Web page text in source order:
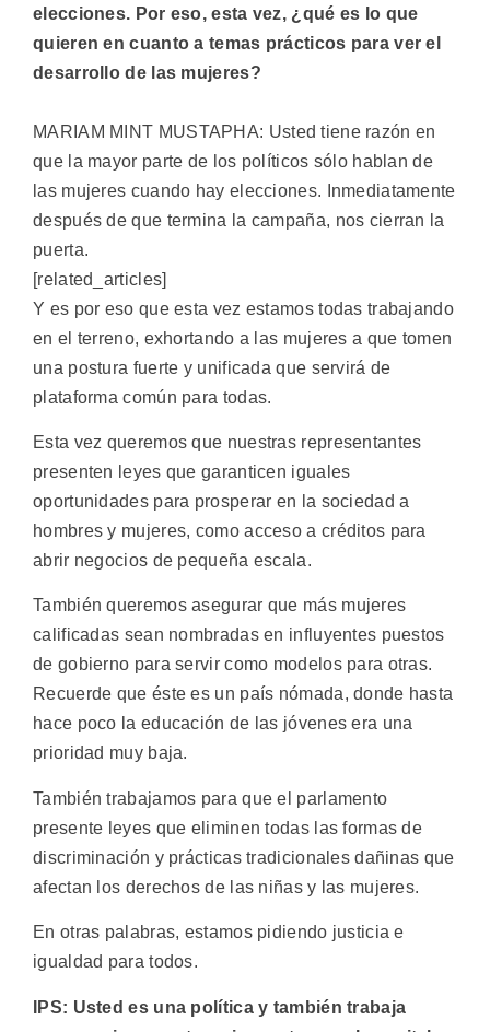
elecciones. Por eso, esta vez, ¿qué es lo que
quieren en cuanto a temas prácticos para ver el
desarrollo de las mujeres?
MARIAM MINT MUSTAPHA: Usted tiene razón en
que la mayor parte de los políticos sólo hablan de
las mujeres cuando hay elecciones. Inmediatamente
después de que termina la campaña, nos cierran la
puerta.
[related_articles]
Y es por eso que esta vez estamos todas trabajando
en el terreno, exhortando a las mujeres a que tomen
una postura fuerte y unificada que servirá de
plataforma común para todas.
Esta vez queremos que nuestras representantes
presenten leyes que garanticen iguales
oportunidades para prosperar en la sociedad a
hombres y mujeres, como acceso a créditos para
abrir negocios de pequeña escala.
También queremos asegurar que más mujeres
calificadas sean nombradas en influyentes puestos
de gobierno para servir como modelos para otras.
Recuerde que éste es un país nómada, donde hasta
hace poco la educación de las jóvenes era una
prioridad muy baja.
También trabajamos para que el parlamento
presente leyes que eliminen todas las formas de
discriminación y prácticas tradicionales dañinas que
afectan los derechos de las niñas y las mujeres.
En otras palabras, estamos pidiendo justicia e
igualdad para todos.
IPS: Usted es una política y también trabaja